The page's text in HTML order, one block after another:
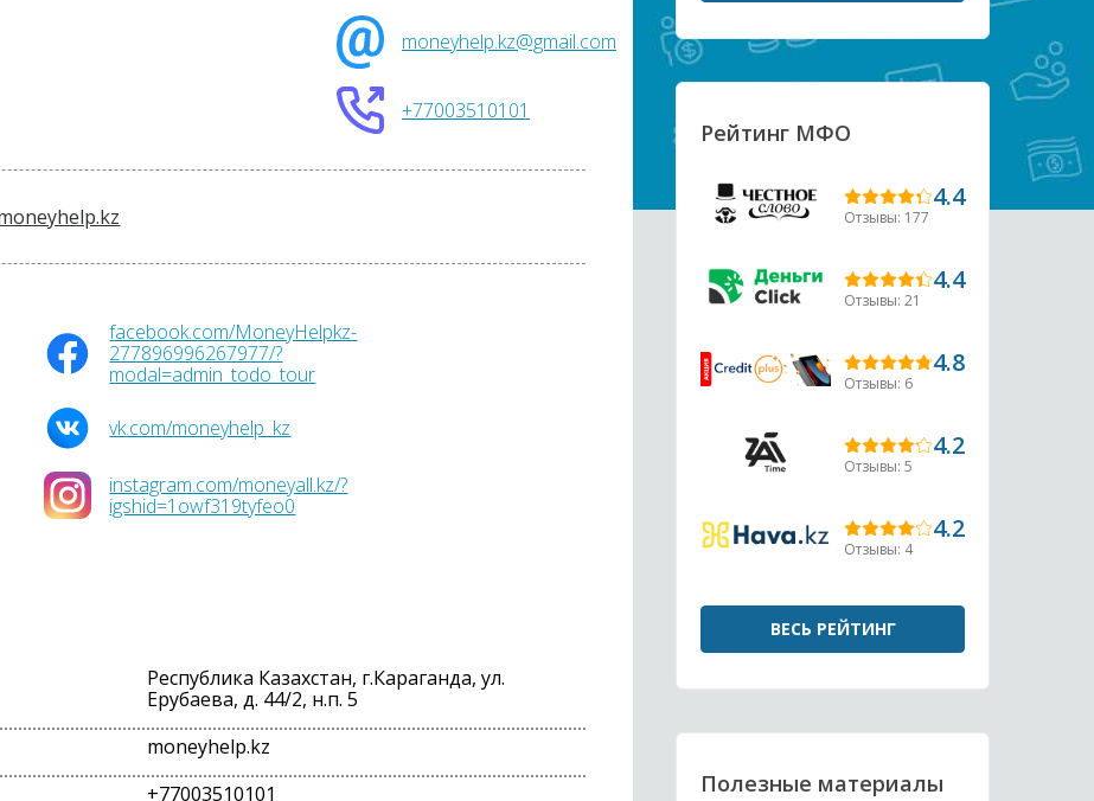
moneyhelp.kz@gmail.com
+77003510101
facebook.com/MoneyHelpkz-
277896996267977/?
modal=admin_todo_tour
vk.com/moneyhelp_kz
instagram.com/moneyall.kz/?
igshid=1owf319tyfeo0
Республика Казахстан, г.Караганда, ул.
Ерубаева, д. 44/2, н.п. 5
moneyhelp.kz
+77003510101
Рейтинг МФО
4.4
Отзывы: 177
4.4
Отзывы: 21
4.8
Отзывы: 6
4.2
Отзывы: 5
4.2
Отзывы: 4
ВЕСЬ РЕЙТИНГ
Полезные материалы